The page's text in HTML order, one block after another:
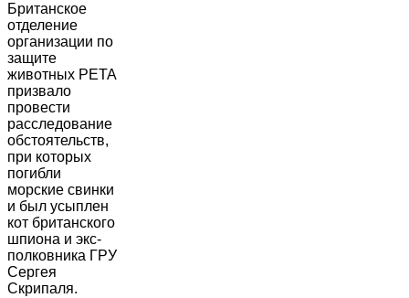
Британское
отделение
организации по
защите
животных PETA
призвало
провести
расследование
обстоятельств,
при которых
погибли
морские свинки
и был усыплен
кот британского
шпиона и экс-
полковника ГРУ
Сергея
Скрипаля.